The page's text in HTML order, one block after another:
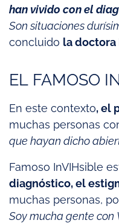
han vivido con el
Son situaciones
concluido la doctora
EL FAMOSO
En este contexto, el
muchas personas
que hayan dicho
Famoso InVIHsible
diagnóstico, el
muchas personas,
Soy mucha gente con